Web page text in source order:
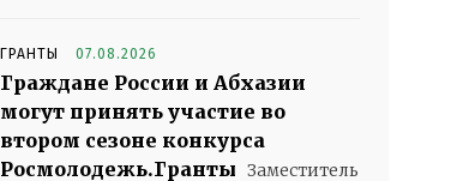
ГРАНТЫ 07.08.2026
Граждане России и Абхазии
могут принять участие во
втором сезоне конкурса
Росмолодежь.Гранты Заместитель